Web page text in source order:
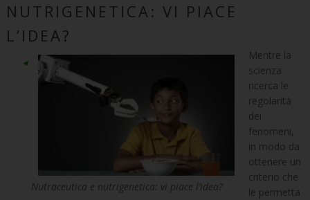
NUTRIGENETICA: VI PIACE
L’IDEA?
Nutraceutica e nutrigenetica: vi piace l’idea?
Mentre la
scienza
ricerca le
regolarità
dei
fenomeni,
in modo da
ottenere un
criterio che
le permetta